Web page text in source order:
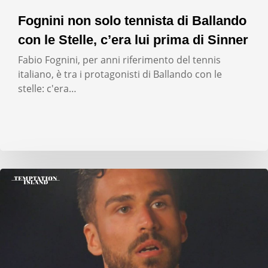
Fognini non solo tennista di Ballando
con le Stelle, c’era lui prima di Sinner
Fabio Fognini, per anni riferimento del tennis
italiano, è tra i protagonisti di Ballando con le
stelle: c'era…